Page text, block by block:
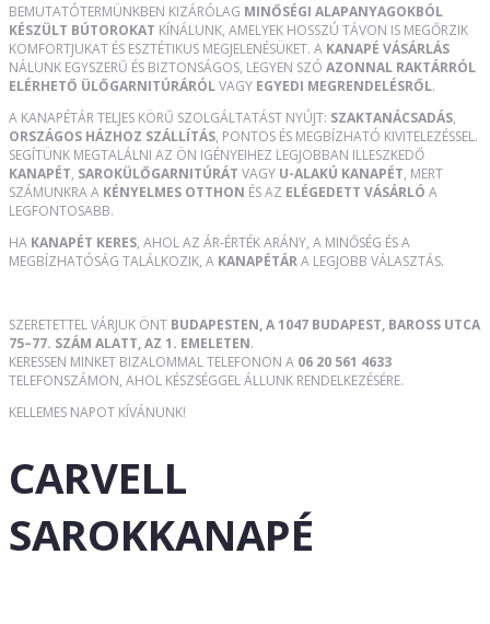
BEMUTATÓTERMÜNKBEN KIZÁRÓLAG MINŐSÉGI ALAPANYAGOKBÓL
KÉSZÜLT BÚTOROKAT KÍNÁLUNK, AMELYEK HOSSZÚ TÁVON IS MEGŐRZIK
KOMFORTJUKAT ÉS ESZTÉTIKUS MEGJELENÉSÜKET. A KANAPÉ VÁSÁRLÁS
NÁLUNK EGYSZERŰ ÉS BIZTONSÁGOS, LEGYEN SZÓ AZONNAL RAKTÁRRÓL
ELÉRHETŐ ÜLŐGARNITÚRÁRÓLVAGY EGYEDI MEGRENDELÉSRŐL.
A KANAPÉTÁR TELJES KÖRŰ SZOLGÁLTATÁST NYÚJT: SZAKTANÁCSADÁS,
ORSZÁGOS HÁZHOZ SZÁLLÍTÁS, PONTOS ÉS MEGBÍZHATÓ KIVITELEZÉSSEL.
SEGÍTÜNK MEGTALÁLNI AZ ÖN IGÉNYEIHEZ LEGJOBBAN ILLESZKEDŐ
KANAPÉT, SAROKÜLŐGARNITÚRÁT VAGY U-ALAKÚ KANAPÉT, MERT
SZÁMUNKRA A KÉNYELMES OTTHON ÉS AZ ELÉGEDETT VÁSÁRLÓ A
LEGFONTOSABB.
HA KANAPÉT KERES, AHOL AZ ÁR-ÉRTÉK ARÁNY, A MINŐSÉG ÉS A
MEGBÍZHATÓSÁG TALÁLKOZIK, A KANAPÉTÁRA LEGJOBB VÁLASZTÁS.
SZERETETTEL VÁRJUK ÖNT BUDAPESTEN, A 1047 BUDAPEST, BAROSS UTCA
75–77. SZÁM ALATT, AZ 1. EMELETEN.
KERESSEN MINKET BIZALOMMAL TELEFONON A 06 20 561 4633
TELEFONSZÁMON, AHOL KÉSZSÉGGEL ÁLLUNK RENDELKEZÉSÉRE.
KELLEMES NAPOT KÍVÁNUNK!
CARVELL
SAROKKANAPÉ